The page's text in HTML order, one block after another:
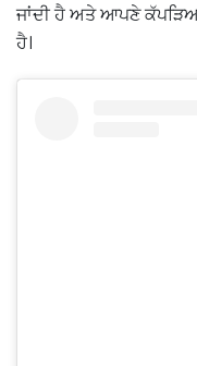
ਜਾਂਦੀ ਹੈ ਅਤੇ ਆਪਣੇ ਕੱਪੜਿਆਂ
ਹੈ।